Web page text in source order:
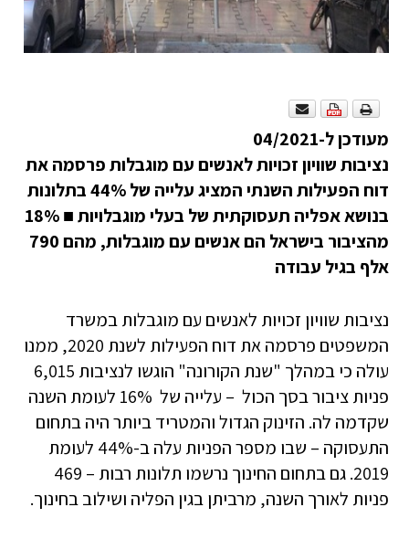
מעודכן ל-04/2021
נציבות שוויון זכויות לאנשים עם מוגבלות פרסמה את
דוח הפעילות השנתי המציג עלייה של 44% בתלונות
בנושא אפליה תעסוקתית של בעלי מוגבלויות■
18%
מהציבור בישראל הם אנשים עם מוגבלות, מהם 790
אלף בגיל עבודה
נציבות שוויון זכויות לאנשים עם מוגבלות במשרד
המשפטים פרסמה את דוח הפעילות לשנת 2020, ממנו
עולה כי במהלך "שנת הקורונה" הוגשו לנציבות 6,015
פניות ציבור בסך הכול – עלייה של 16% לעומת השנה
שקדמה לה. הזינוק הגדול והמטריד ביותר היה בתחום
התעסוקה – שבו מספר הפניות עלה ב-44% לעומת
2019. גם בתחום החינוך נרשמו תלונות רבות – 469
פניות לאורך השנה, מרביתן בגין הפליה ושילוב בחינוך.